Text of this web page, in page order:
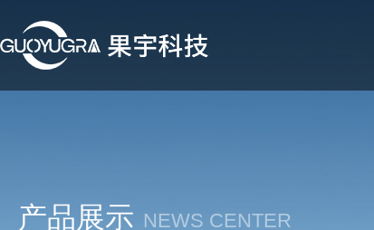
产品展示 NEWS CENTER